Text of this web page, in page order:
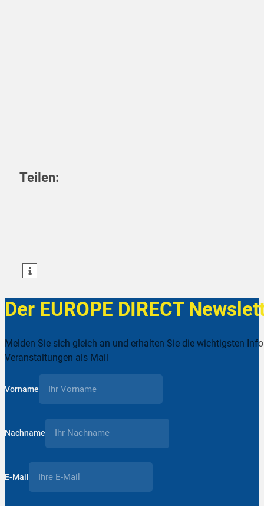
Teilen:
teilen
Der EUROPE DIRECT
Melden Sie sich gleich an und erhalten Sie die wichtigsten
Veranstaltungen als Mail
Vorname
Nachname
E-Mail